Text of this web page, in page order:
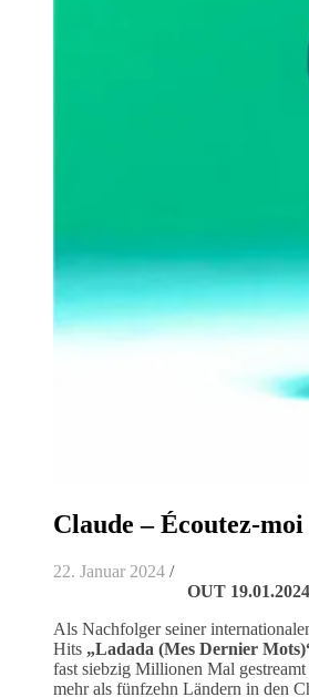
Claude – Écoutez-moi
22. Januar 2024 /
OUT 19.01.2024
Als Nachfolger seiner
Hits „Ladada (Mes Dernier
fast siebzig Millionen Mal
mehr als fünfzehn Ländern in den